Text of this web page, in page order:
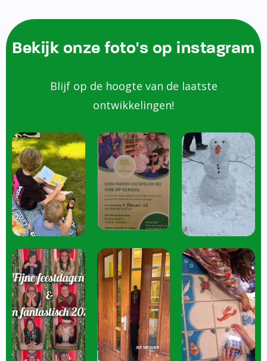
Bekijk onze foto's op instagram
Blijf op de hoogte van de laatste
ontwikkelingen!